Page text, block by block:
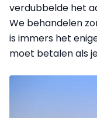
verdubbelde het
We behandelen
is immers het
moet betalen als